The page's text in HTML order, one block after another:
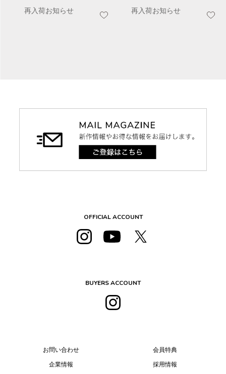
再入荷お知らせ 再入荷お知らせ
OFFICIAL ACCOUNT
BUYERS ACCOUNT
お問い合わせ
企業情報
会員特典
採用情報